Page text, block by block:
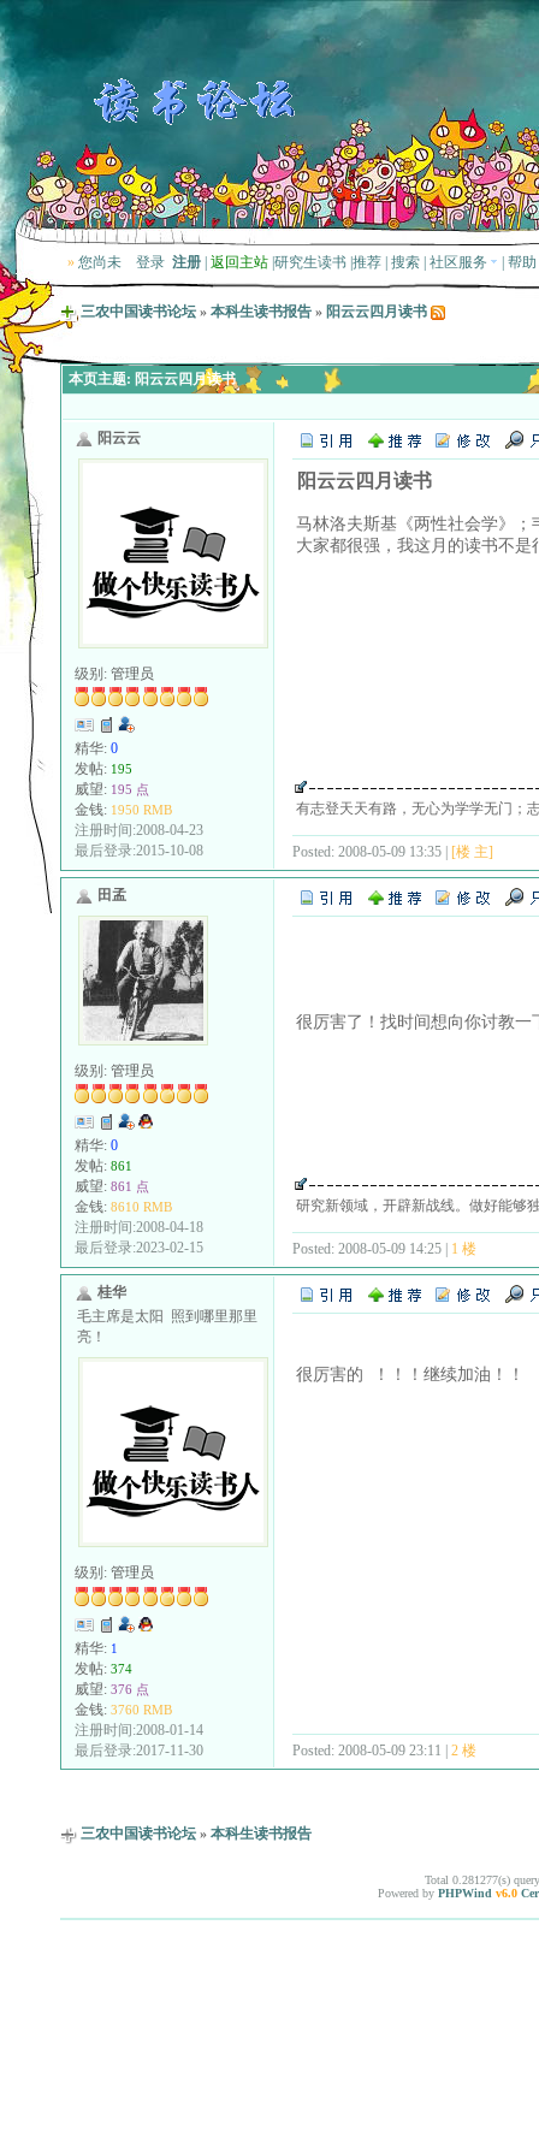
» 您尚未 登录 注册 返回主站 研究生读书 推荐 搜索 社区服务 帮助
三农中国读书论坛 » 本科生读书报告 » 阳云云四月读书
本页主题: 阳云云四月读书
阳云云
级别: 管理员
精华: 0
发帖: 195
威望: 195 点
金钱: 1950 RMB
注册时间:2008-04-23
最后登录:2015-10-08
阳云云四月读书
马林洛夫斯基《两性社会学》
大家都很强，我这月的读书不
有志登天天有路，无心为学学无门；
Posted: 2008-05-09 13:35 | [楼 主]
田孟
级别: 管理员
精华: 0
发帖: 861
威望: 861 点
金钱: 8610 RMB
注册时间:2008-04-18
最后登录:2023-02-15
很厉害了！找时间想向你讨教
研究新领域，开辟新战线。做好能够
Posted: 2008-05-09 14:25 | 1 楼
桂华
毛主席是太阳 照到哪里那里
亮！
级别: 管理员
精华: 1
发帖: 374
威望: 376 点
金钱: 3760 RMB
注册时间:2008-01-14
最后登录:2017-11-30
很厉害的 ！！！继续加油！！
Posted: 2008-05-09 23:11 | 2 楼
三农中国读书论坛 » 本科生读书报告
Total 0.281277(s)
Powered by PHPWind v6.0